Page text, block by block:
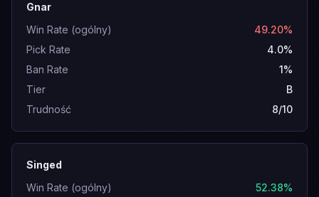
Gnar
Win Rate (ogólny)
49.20%
Pick Rate
4.0%
Ban Rate
1%
Tier
B
Trudność
8/10
Singed
Win Rate (ogólny)
52.38%